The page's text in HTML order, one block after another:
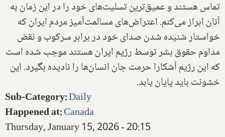
تماس هستند و عمیق‌ترین تسلیت‌های خود را در این زمان به
آنان ابراز می‌کنم. اعتراض‌های مسالمت‌آمیز مردم ایران که
خواستار شنیده شدن صدای خود در برابر سرکوب و نقض
مداوم حقوق بشر توسط رژیم ایران هستند موجب شده است
که این رژیم آشکارا حرمت جان انسان‌ها را نادیده بگیرد. این
خشونت باید پایان یابد.
Sub-Category:Daily
Happened at:Canada
Thursday, January 15, 2026 - 20:15